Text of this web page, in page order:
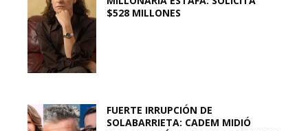
$528 MILLONES
FUERTE IRRUPCIÓN DE
SOLABARRIETA: CADEM MIDIÓ